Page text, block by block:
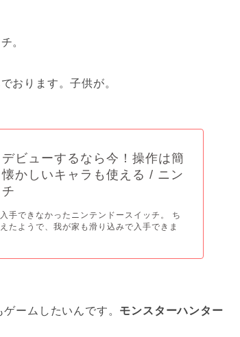
。
おります。子供が。
ビューするなら今！操作は簡
かしいキャラも使える / ニン
手できなかったニンテンドースイッチ。 ち
たようで、我が家も滑り込みで入手できま
ームしたいんです。 モンスターハンター